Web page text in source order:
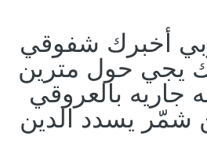
أخبرك شفوقي
يجي حول مترين
جاريه بالعروقي
شمّر يسدد الدين